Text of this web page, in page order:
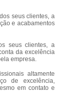
seus clientes, a
e acabamentos
seus clientes, a
da excelência
empresa.
altamente
de excelência,
em contato e